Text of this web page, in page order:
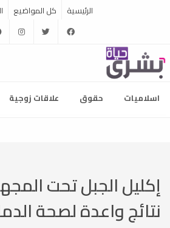
الرئيسية كل المواضيع
facebook
twitter
اسلاميات حقوق علاقات زوجية
إكليل الجبل تحت
نتائج واعدة لصحة